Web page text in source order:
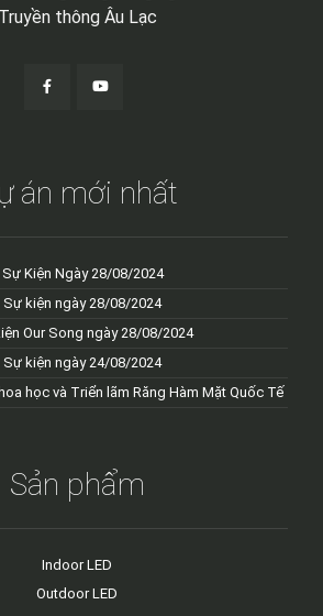
Truyền thông Âu Lạc
án mới nhất
Sự Kiện Ngày 28/08/2024
Sự kiện ngày 28/08/2024
Our Song ngày 28/08/2024
Sự kiện ngày 24/08/2024
học và Triển lãm Răng Hàm Mặt Quốc Tế
Sản phẩm
Indoor LED
Outdoor LED